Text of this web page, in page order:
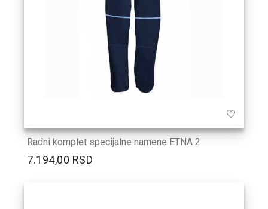
Radni komplet specijalne namene ETNA 2
7.194,00 RSD